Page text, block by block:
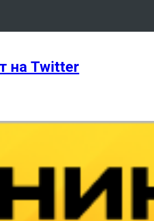
на Twitter